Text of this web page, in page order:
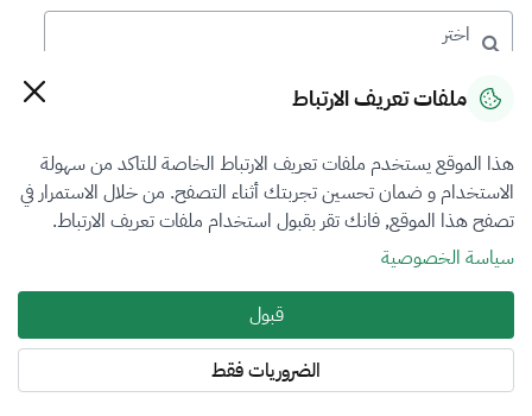
رقم الترخيص
التصنيف
VFR1
فرع التقييم
المعادن الثمينة والاحجار الكريمة
ملفات تعريف الارتباط
هذا الموقع يستخدم ملفات تعريف الارتباط الخاصة للتاكد من سهولة
الاستخدام و ضمان تحسين تجربتك أثناء التصفح. من خلال الاستمرار في
تصفح هذا الموقع, فانك تقر بقبول استخدام ملفات تعريف الارتباط.
سياسة الخصوصية
قبول
الضروريات فقط